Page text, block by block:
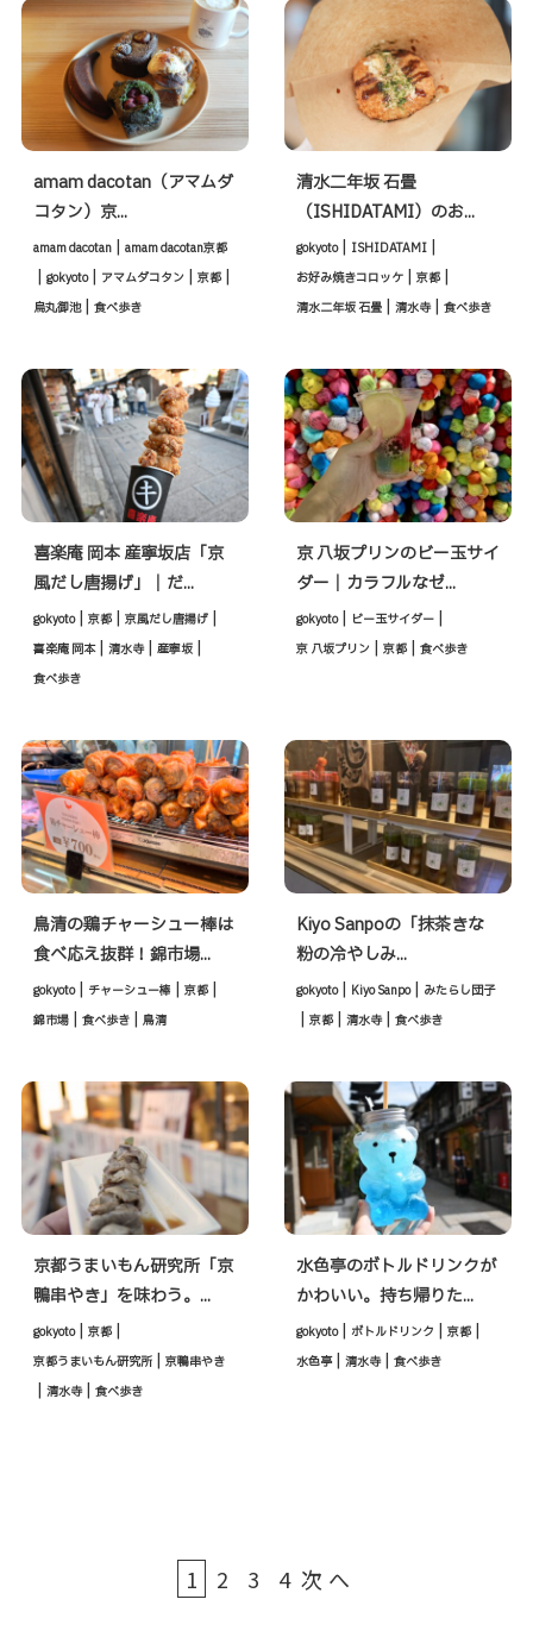
amam dacotan（アマムダ
コタン）京...
amam dacotan | amam dacotan京都
| gokyoto | アマムダコタン | 京都 |
烏丸御池 | 食べ歩き
清水二年坂 石畳
（ISHIDATAMI）のお...
gokyoto | ISHIDATAMI |
お好み焼きコロッケ | 京都 |
清水二年坂 石畳 | 清水寺 | 食べ歩き
喜楽庵 岡本 産寧坂店「京
風だし唐揚げ」｜だ...
gokyoto | 京都 | 京風だし唐揚げ |
喜楽庵 岡本 | 清水寺 | 産寧坂 |
食べ歩き
京 八坂プリンのビー玉サイ
ダー｜カラフルなゼ...
gokyoto | ビー玉サイダー |
京 八坂プリン | 京都 | 食べ歩き
鳥清の鶏チャーシュー棒は
食べ応え抜群！錦市場...
gokyoto | チャーシュー棒 | 京都 |
錦市場 | 食べ歩き | 鳥清
Kiyo Sanpoの「抹茶きな
粉の冷やしみ...
gokyoto | Kiyo Sanpo | みたらし団子
| 京都 | 清水寺 | 食べ歩き
京都うまいもん研究所「京
鴨串やき」を味わう。...
gokyoto | 京都 |
京都うまいもん研究所 | 京鴨串やき
| 清水寺 | 食べ歩き
水色亭のボトルドリンクが
かわいい。持ち帰りた...
gokyoto | ボトルドリンク | 京都 |
水色亭 | 清水寺 | 食べ歩き
1 2 3 4 次へ